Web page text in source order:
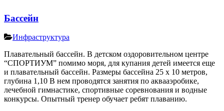
Бассейн
Инфраструктура
Плавательный бассейн. В детском оздоровительном центре
“СПОРТИУМ” помимо моря, для купания детей имеется еще
и плавательный бассейн. Размеры бассейна 25 х 10 метров,
глубина 1,10 В нем проводятся занятия по аквааэробике,
лечебной гимнастике, спортивные соревнования и водные
конкурсы. Опытный тренер обучает ребят плаванию.